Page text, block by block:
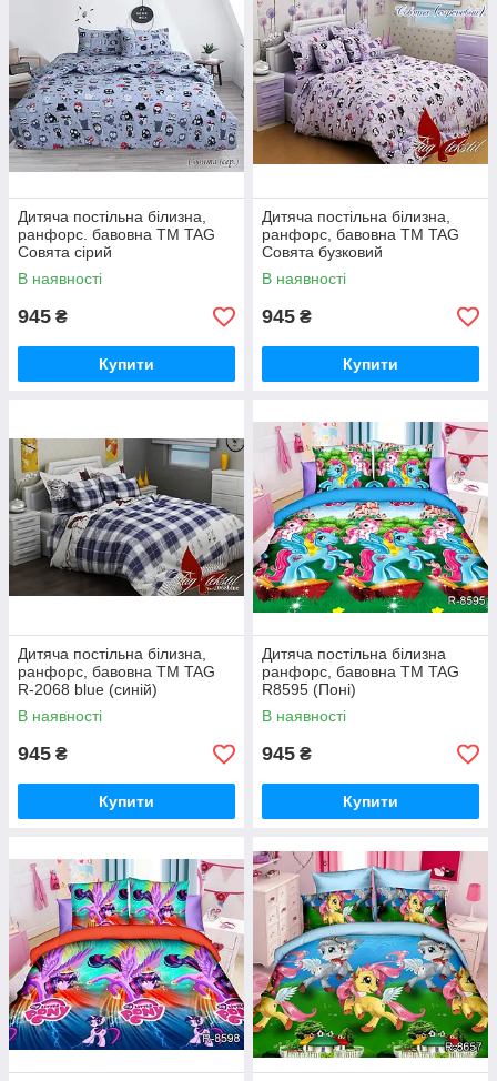
Дитяча постільна білизна,
ранфорс. бавовна ТМ TAG
Совята сірий
В наявності
945 ₴
Купити
Дитяча постільна білизна,
ранфорс, бавовна ТМ TAG
Совята бузковий
В наявності
945 ₴
Купити
Дитяча постільна білизна,
ранфорс, бавовна ТМ TAG
R-2068 blue (синій)
В наявності
945 ₴
Купити
Дитяча постільна білизна
ранфорс, бавовна ТМ TAG
R8595 (Поні)
В наявності
945 ₴
Купити